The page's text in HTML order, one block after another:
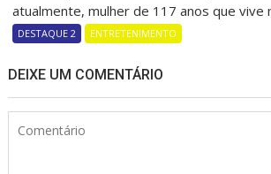
atualmente, mulher de 117 anos que vive
DESTAQUE 2 ENTRETENIMENTO
DEIXE UM COMENTÁRIO